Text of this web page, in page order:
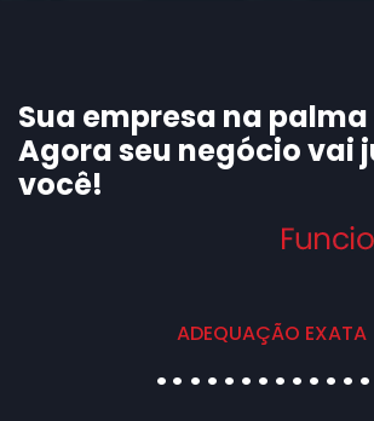
Sua empresa na
Agora seu negócio vai
você!
ADEQUAÇÃO EXATA